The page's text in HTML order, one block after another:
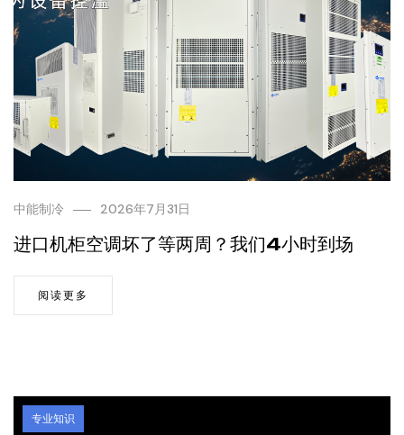
中能制冷 2026年7月31日
进口机柜空调坏了等两周？我们4小时到场
阅读更多
专业知识